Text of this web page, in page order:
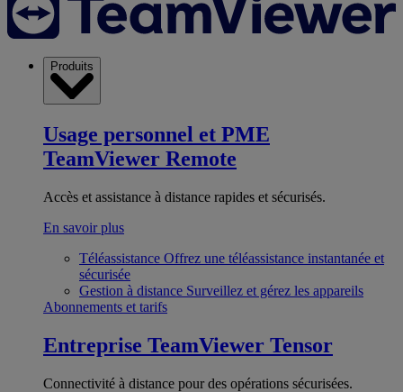
Produits
Usage personnel et PME
TeamViewer Remote
Accès et assistance à distance rapides et sécurisés.
En savoir plus
Téléassistance Offrez une téléassistance instantanée et
sécurisée
Gestion à distance Surveillez et gérez les appareils
Abonnements et tarifs
Entreprise TeamViewer Tensor
Connectivité à distance pour des opérations sécurisées.